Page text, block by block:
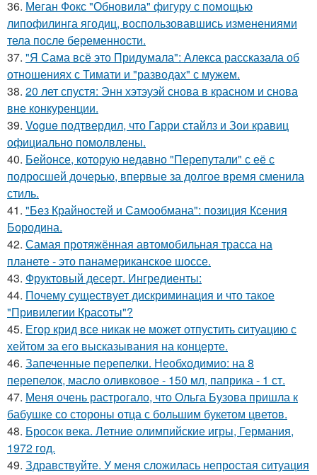
36. Меган Фокс "Обновила" фигуру с помощью
липофилинга ягодиц, воспользовавшись изменениями
тела после беременности.
37. "Я Сама всё это Придумала": Алекса рассказала об
отношениях с Тимати и "разводах" с мужем.
38. 20 лет спустя: Энн хэтэуэй снова в красном и снова
вне конкуренции.
39. Vogue подтвердил, что Гарри стайлз и Зои кравиц
официально помолвлены.
40. Бейонсе, которую недавно "Перепутали" с её с
подросшей дочерью, впервые за долгое время сменила
стиль.
41. "Без Крайностей и Самообмана": позиция Ксения
Бородина.
42. Самая протяжённая автомобильная трасса на
планете - это панамериканское шоссе.
43. Фруктовый десерт. Ингредиенты:
44. Почему существует дискриминация и что такое
"Привилегии Красоты"?
45. Егор крид все никак не может отпустить ситуацию с
хейтом за его высказывания на концерте.
46. Запеченные перепелки. Необходимио: на 8
перепелок, масло оливковое - 150 мл, паприка - 1 ст.
47. Меня очень растрогало, что Ольга Бузова пришла к
бабушке со стороны отца с большим букетом цветов.
48. Бросок века. Летние олимпийские игры, Германия,
1972 год.
49. Здравствуйте. У меня сложилась непростая ситуация